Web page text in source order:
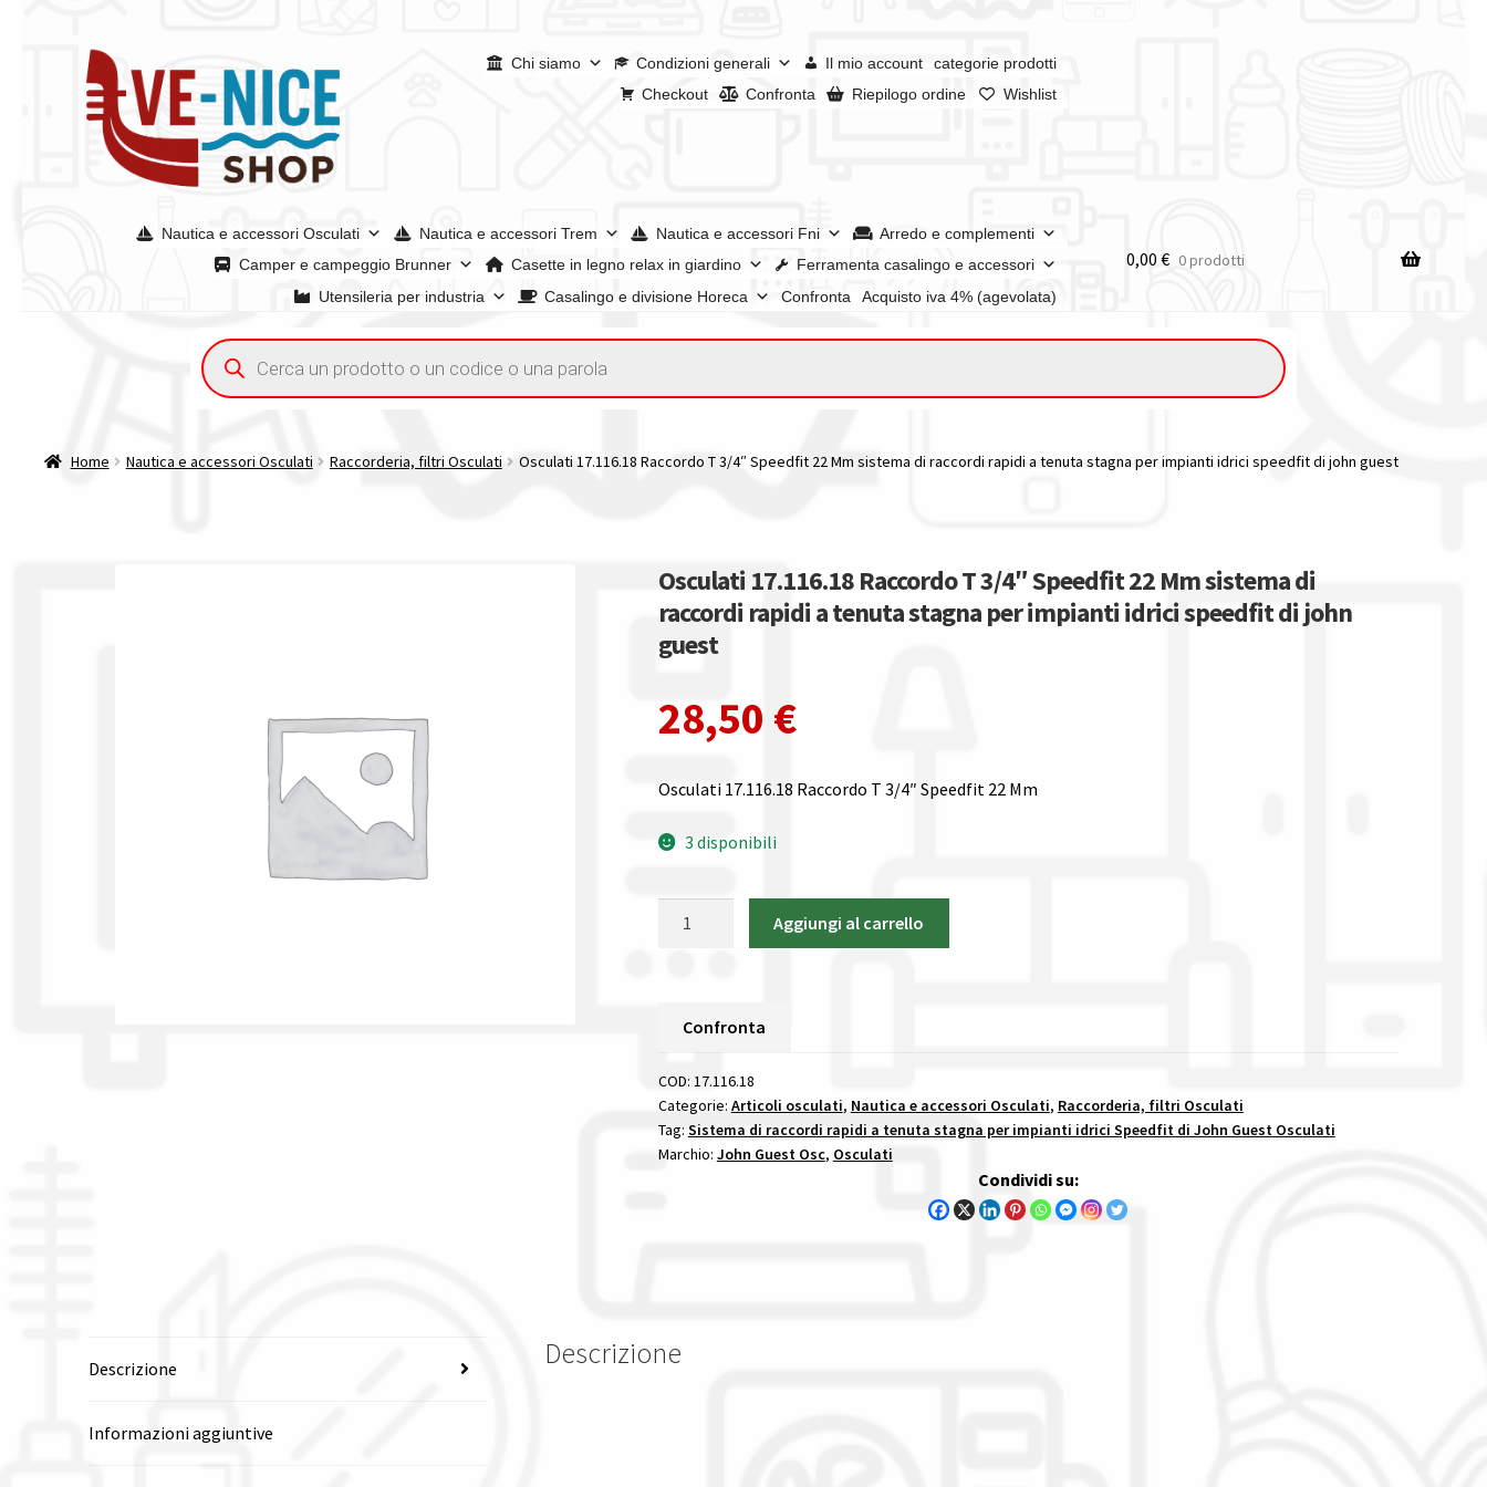
alla
navigazione
contenuto
Chi siamo Condizioni generali Il mio account
categorie prodotti
Checkout
Confronta Riepilogo ordine Wishlist
Nautica e accessori Osculati Nautica e accessori Trem Nautica e accessori Fni
Arredo e complementi
Camper e campeggio Brunner
Casette in legno relax in giardino
Ferramenta casalingo e accessori
Utensileria per industria
Casalingo e divisione Horeca Confronta Acquisto iva 4% (agevolata)
Acquisto iva 4% (agevolata)Chi siamoCondizioni generaliConfrontaConfrontaI nostri negoziRiepilogo ordine
Spedizioni in europaSpedizioni in italiaTutte le categorie dei prodottiWishlistCheckoutIl mio account
0,00 € 0 prodotti
Ricerca
prodotti
Home Nautica e accessori Osculati Raccorderia, filtri Osculati Osculati 17.116.18 Raccordo T 3/4″ Speedfit 22 Mm sistema di raccordi rapidi a tenuta stagna per impianti idrici speedfit di john guest
Osculati 17.116.18 Raccordo T 3/4″ Speedfit 22 Mm sistema di
raccordi rapidi a tenuta stagna per impianti idrici speedfit di john
guest
28,50 €
Osculati 17.116.18 Raccordo T 3/4″ Speedfit 22 Mm
3 disponibili
3/4"
22
Mm
sistema
di
impianti
Aggiungi al carrello
Confronta
COD: 17.116.18
Categorie: Articoli osculati, Nautica e accessori Osculati, Raccorderia, filtri Osculati
Tag: Sistema di raccordi rapidi a tenuta stagna per impianti idrici Speedfit di John Guest Osculati
Marchio: John Guest Osc, Osculati
Condividi su:
Descrizione
Informazioni aggiuntive
Descrizione